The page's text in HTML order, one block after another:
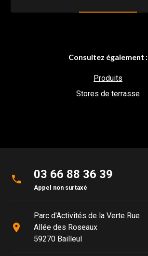
Consultez également :
Produits
Stores de terrasse
phone 03 66 88 36 39
Appel non surtaxé
place
Parc d'Activités de la Verte Rue
Allée des Roseaux
59270 Bailleul